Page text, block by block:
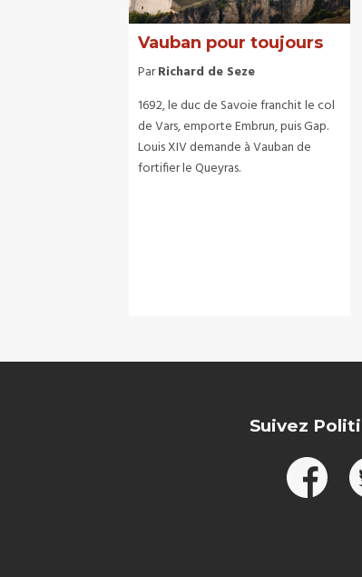
Vauban pour toujours
ParRichard de Seze
1692, le duc de Savoie franchit le col
de Vars, emporte Embrun, puis Gap.
Louis XIV demande à Vauban de
fortifier le Queyras.
Suivez